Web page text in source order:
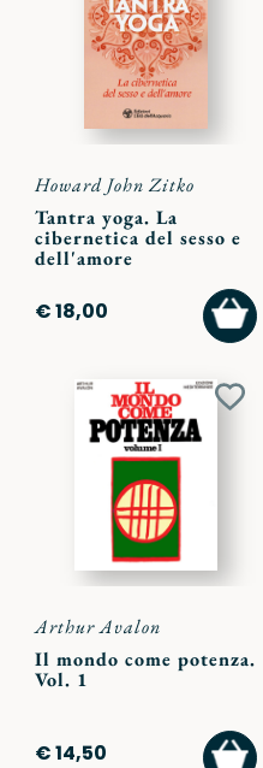
Howard John Zitko
Tantra yoga. La
cibernetica del sesso e
dell'amore
€ 18,00
AL
Arthur Avalon
Il mondo come potenza.
Vol. 1
€ 14,50